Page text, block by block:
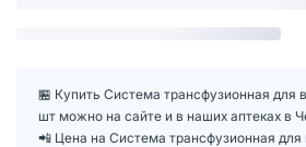
🏪 Купить Система трансфузионная для
шт можно на сайте и в наших аптеках в
📲 Цена на Система трансфузионная для